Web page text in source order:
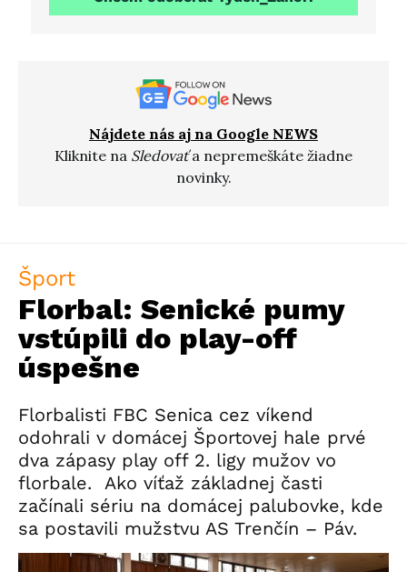
Nájdete nás aj na Google NEWS
Kliknite na Sledovaťa nepremeškáte žiadne
novinky.
Šport
Florbal: Senické pumy
vstúpili do play-off
úspešne
Florbalisti FBC Senica cez víkend
odohrali v domácej Športovej hale prvé
dva zápasy play off 2. ligy mužov vo
florbale. Ako víťaž základnej časti
začínali sériu na domácej palubovke, kde
sa postavili mužstvu AS Trenčín – Páv.